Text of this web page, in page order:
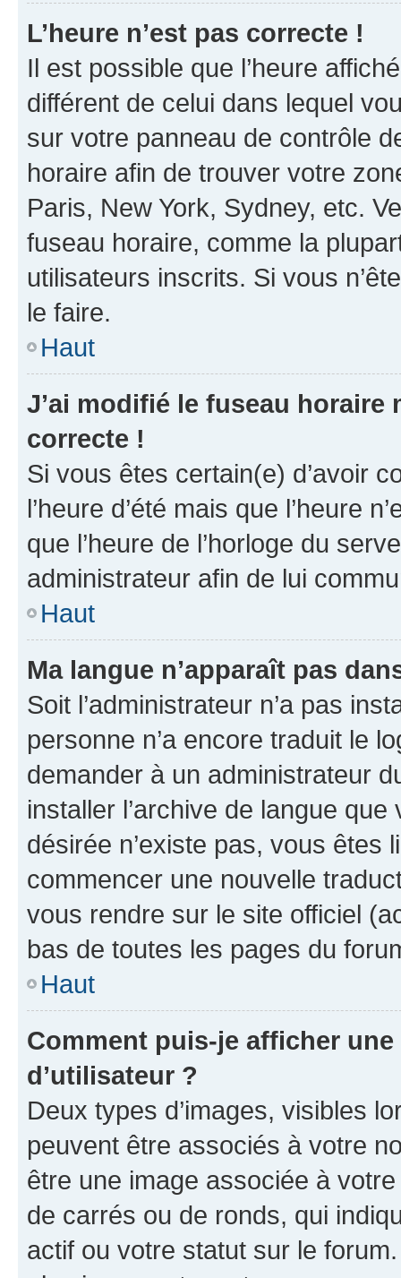
L’heure n’est pas correcte !
Il est possible que l’heure
différent de celui dans lequel
sur votre panneau de contrôle
horaire afin de trouver votre
Paris, New York, Sydney, etc.
fuseau horaire, comme la
utilisateurs inscrits. Si vous
le faire.
Haut
J’ai modifié le fuseau horaire
correcte !
Si vous êtes certain(e) d’avoir
l’heure d’été mais que l’heure
que l’heure de l’horloge du
administrateur afin de lui
Haut
Ma langue n’apparaît pas
Soit l’administrateur n’a pas
personne n’a encore traduit le
demander à un administrateur
installer l’archive de langue
désirée n’existe pas, vous êtes
commencer une nouvelle
vous rendre sur le site officiel
bas de toutes les pages du
Haut
Comment puis-je afficher
d’utilisateur ?
Deux types d’images, visibles
peuvent être associés à votre
être une image associée à
de carrés ou de ronds, qui
actif ou votre statut sur le